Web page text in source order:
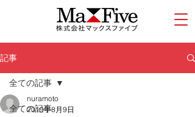
記事
全ての記事
全ての記事
nuramoto
2019年8月9日